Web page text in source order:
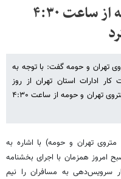
خط ۵ متروی از روز یک‌شنبه از ساعت ۴:۳۰
تهران و حومه گفت: با توجه به
ادارات استان تهران از روز
یکشنبه ۱۳۹۷/۰۴/۱۷ ساعت فعالیت خط ۵ متروی تهران و حومه از ساعت ۴:۳۰
تهران و حومه) با اشاره به
از صبح امروز همزمان با اجرای بخشنامه
سرویس‌دهی به مسافران را نیم